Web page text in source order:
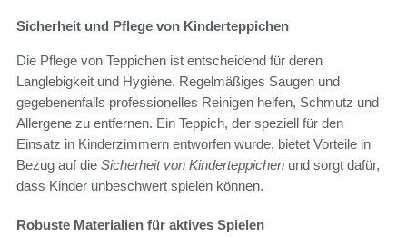
Sicherheit und Pflege von Kinderteppichen
Die Pflege von Teppichen ist entscheidend für deren
Langlebigkeit und Hygiène. Regelmäßiges Saugen und
gegebenenfalls professionelles Reinigen helfen, Schmutz und
Allergene zu entfernen. Ein Teppich, der speziell für den
Einsatz in Kinderzimmern entworfen wurde, bietet Vorteile in
Bezug auf die Sicherheit von Kinderteppichen und sorgt dafür,
dass Kinder unbeschwert spielen können.
Robuste Materialien für aktives Spielen